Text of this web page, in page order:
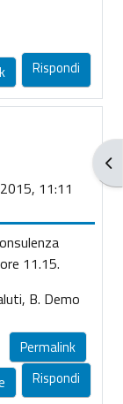
Rispondi
11:11
11.15.
B. Demo
Permalink
Rispondi